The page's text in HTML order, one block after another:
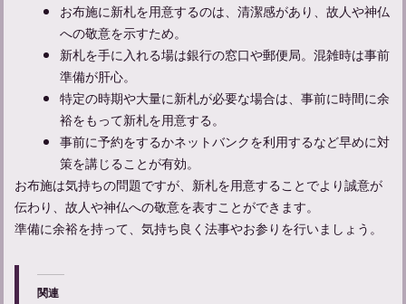
法要の服装マナーと具体的な着こなし術を解説
三回忌法要の準備と流れを完全解説！適切な手順で敬意を示す方
百箇日法要とは？大切な節目の手続きについて知ろう
お布施に新札を用意するのは、清潔感があり、故人や神仏
への敬意を示すため。
新札を手に入れる場は銀行の窓口や郵便局。混雑時は事前
準備が肝心。
特定の時期や大量に新札が必要な場合は、事前に時間に余
裕をもって新札を用意する。
事前に予約をするかネットバンクを利用するなど早めに対
策を講じることが有効。
お布施は気持ちの問題ですが、新札を用意することでより誠意が
伝わり、故人や神仏への敬意を表すことができます。
準備に余裕を持って、気持ち良く法事やお参りを行いましょう。
関連